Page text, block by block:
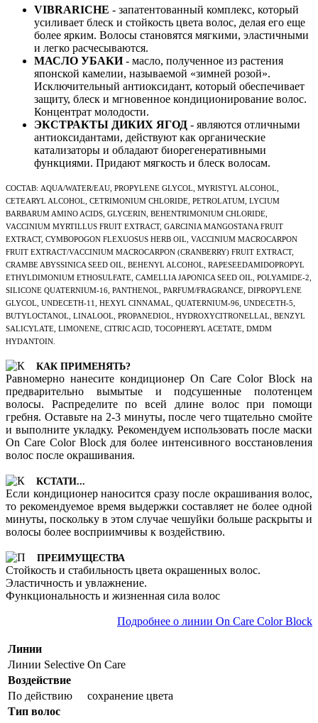
VIBRARICHE - запатентованный комплекс, который
усиливает блеск и стойкость цвета волос, делая его еще
более ярким. Волосы становятся мягкими, эластичными
и легко расчесываются.
МАСЛО УБАКИ- масло, полученное из растения
японской камелии, называемой «зимней розой».
Исключительный антиоксидант, который обеспечивает
защиту, блеск и мгновенное кондиционирование волос.
Концентрат молодости.
ЭКСТРАКТЫ ДИКИХ ЯГОД - являются отличными
антиоксидантами, действуют как органические
катализаторы и обладают биорегенеративными
функциями. Придают мягкость и блеск волосам.
СОСТАВ: AQUA/WATER/EAU, PROPYLENE GLYCOL, MYRISTYL ALCOHOL,
CETEARYL ALCOHOL, CETRIMONIUM CHLORIDE, PETROLATUM, LYCIUM
BARBARUM AMINO ACIDS, GLYCERIN, BEHENTRIMONIUM CHLORIDE,
VACCINIUM MYRTILLUS FRUIT EXTRACT, GARCINIA MANGOSTANA FRUIT
EXTRACT, CYMBOPOGON FLEXUOSUS HERB OIL, VACCINIUM MACROCARPON
FRUIT EXTRACT/VACCINIUM MACROCARPON (CRANBERRY) FRUIT EXTRACT,
CRAMBE ABYSSINICA SEED OIL, BEHENYL ALCOHOL, RAPESEEDAMIDOPROPYL
ETHYLDIMONIUM ETHOSULFATE, CAMELLIA JAPONICA SEED OIL, POLYAMIDE-2,
SILICONE QUATERNIUM-16, PANTHENOL, PARFUM/FRAGRANCE, DIPROPYLENE
GLYCOL, UNDECETH-11, HEXYL CINNAMAL, QUATERNIUM-96, UNDECETH-5,
BUTYLOCTANOL, LINALOOL, PROPANEDIOL, HYDROXYCITRONELLAL, BENZYL
SALICYLATE, LIMONENE, CITRIC ACID, TOCOPHERYL ACETATE, DMDM
HYDANTOIN.
КАК ПРИМЕНЯТЬ?
Равномерно нанесите кондиционер On Care Color Block на
предварительно вымытые и подсушенные полотенцем
волосы. Распределите по всей длине волос при помощи
гребня. Оставьте на 2-3 минуты, после чего тщательно смойте
и выполните укладку. Рекомендуем использовать после маски
On Care Color Block для более интенсивного восстановления
волос после окрашивания.
КСТАТИ...
Если кондиционер наносится сразу после окрашивания волос,
то рекомендуемое время выдержки составляет не более одной
минуты, поскольку в этом случае чешуйки больше раскрыты и
волосы более восприимчивы к воздействию.
ПРЕИМУЩЕСТВА
Стойкость и стабильность цвета окрашенных волос.
Эластичность и увлажнение.
Функциональность и жизненная сила волос
Подробнее о линии On Care Color Block
Линии
Линии Selective On Care
Воздействие
По действию
сохранение цвета
Тип волос